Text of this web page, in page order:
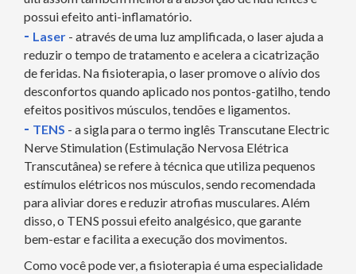
possui efeito anti-inflamatório.
- Laser - através de uma luz amplificada, o laser ajuda a
reduzir o tempo de tratamento e acelera a cicatrização
de feridas. Na fisioterapia, o laser promove o alívio dos
desconfortos quando aplicado nos pontos-gatilho, tendo
efeitos positivos músculos, tendões e ligamentos.
- TENS - a sigla para o termo inglês Transcutane Electric
Nerve Stimulation (Estimulação Nervosa Elétrica
Transcutânea) se refere à técnica que utiliza pequenos
estímulos elétricos nos músculos, sendo recomendada
para aliviar dores e reduzir atrofias musculares. Além
disso, o TENS possui efeito analgésico, que garante
bem-estar e facilita a execução dos movimentos.
Como você pode ver, a fisioterapia é uma especialidade